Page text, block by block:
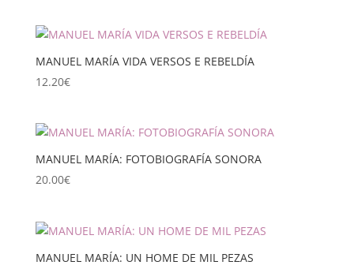
MANUEL MARÍA VIDA VERSOS E REBELDÍA
12.20€
MANUEL MARÍA: FOTOBIOGRAFÍA SONORA
20.00€
MANUEL MARÍA: UN HOME DE MIL PEZAS